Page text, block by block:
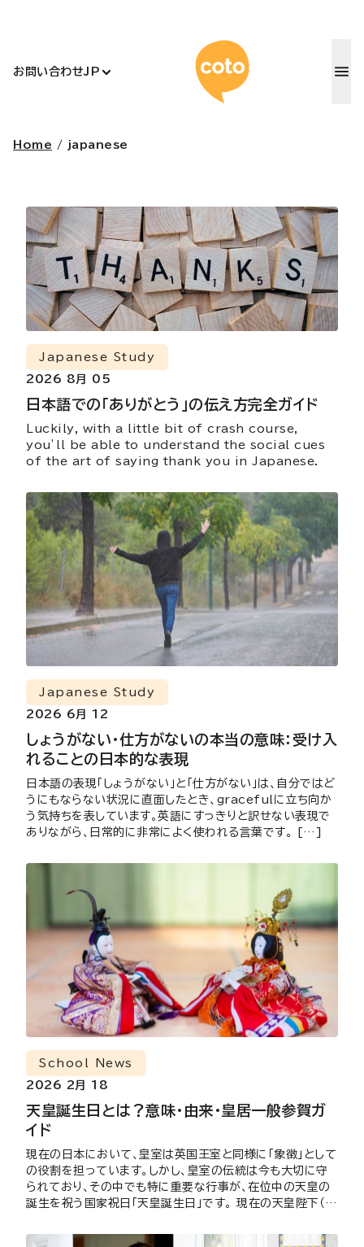
お問い合わせJP コトアカ
Home / japanese
日本語での「ありがとう」の伝え方完全ガイド
Japanese Study
2026 8月 05
Luckily, with a little bit of crash course,
you’ll be able to understand the social cues
of the art of saying thank you in Japanese.
しょうがない・仕方がないの本当の意味：受け入
れることの日本的な表現
Japanese Study
2026 6月 12
日本語の表現「しょうがない」と「仕方がない」は、自分ではど
うにもならない状況に直面したとき、gracefulに立ち向か
う気持ちを表しています。英語にすっきりと訳せない表現で
ありながら、日常的に非常によく使われる言葉です。 […]
天皇誕生日とは？意味・由来・皇居一般参賀ガ
イド
School News
2026 2月 18
現在の日本において、皇室は英国王室と同様に「象徴」として
の役割を担っています。しかし、皇室の伝統は今も大切に守
られており、その中でも特に重要な行事が、在位中の天皇の
誕生を祝う国家祝日「天皇誕生日」です。 現在の天皇陛下（